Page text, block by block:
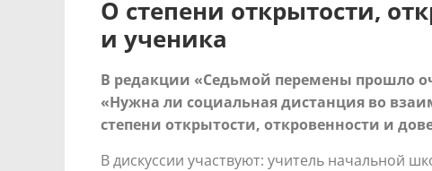
О степени открытости,
и ученика
В редакции «Седьмой перемены прошло
«Нужна ли социальная дистанция во
степени открытости, откровенности и
В дискуссии участвуют: учитель начальной